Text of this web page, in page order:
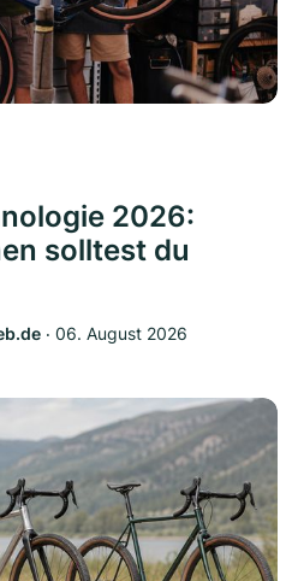
2026:
solltest du
‧ 06. August 2026